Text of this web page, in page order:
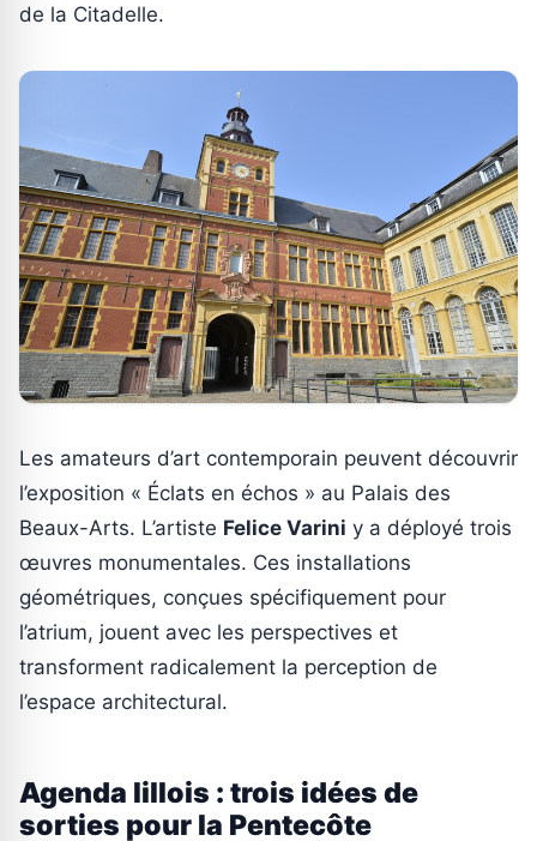
de la Citadelle.
Les amateurs d’art contemporain peuvent découvrir
l’exposition « Éclats en échos » au Palais des
Beaux-Arts. L’artiste Felice Varini y a déployé trois
œuvres monumentales. Ces installations
géométriques, conçues spécifiquement pour
l’atrium, jouent avec les perspectives et
transforment radicalement la perception de
l’espace architectural.
Agenda lillois : trois idées de
sorties pour la Pentecôte